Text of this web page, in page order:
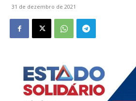
31 de dezembro de 2021